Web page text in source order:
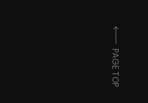
PAGE TOP